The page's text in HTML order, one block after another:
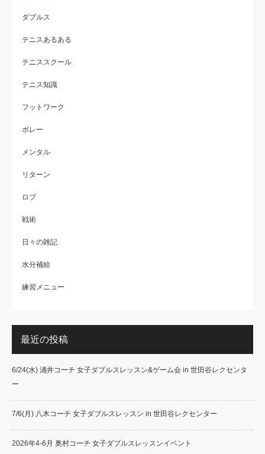
ダブルス
テニスあるある
テニススクール
テニス知識
フットワーク
ボレー
メンタル
リターン
ロブ
戦術
日々の雑記
水分補給
練習メニュー
最近の投稿
6/24(水) 涌井コーチ 女子ダブルスレッスン&ゲーム会 in 世田谷レクセンタ
ー
7/6(月) 八木コーチ 女子ダブルスレッスン in 世田谷レクセンター
2026年4-6月 奥村コーチ 女子ダブルスレッスンイベント